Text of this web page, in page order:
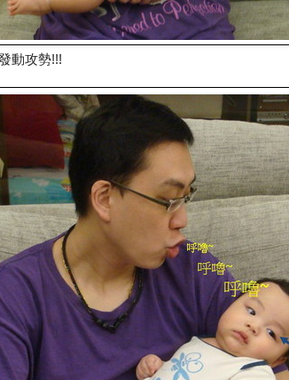
動攻勢!!!